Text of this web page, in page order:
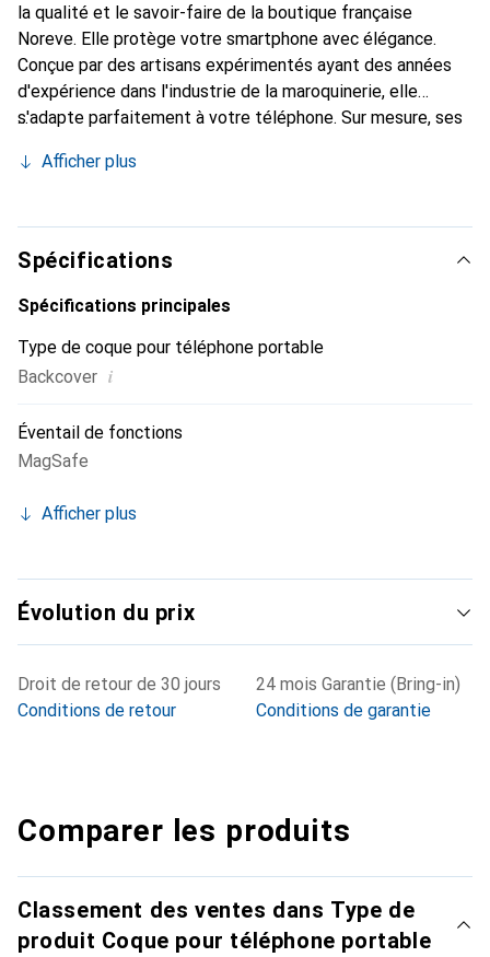
la qualité et le savoir-faire de la boutique française
Noreve. Elle protège votre smartphone avec élégance.
Conçue par des artisans expérimentés ayant des années
d'expérience dans l'industrie de la maroquinerie, elle
s'adapte parfaitement à votre téléphone. Sur mesure, ses
Elle devient l'accessoire chic et indispensable pour votre
produits de haute qualité, la marque Noreve est un choix
fiable pour une clientèle exigeante.
Afficher plus
Spécifications
Spécifications principales
Type de coque pour téléphone portable
Backcover i
Éventail de fonctions
MagSafe
Afficher plus
Évolution du prix
Droit de retour de 30 jours
Conditions de retour
24 mois Garantie (Bring-in)
Conditions de garantie
Comparer les produits
Classement des ventes dans Type de
produit Coque pour téléphone portable